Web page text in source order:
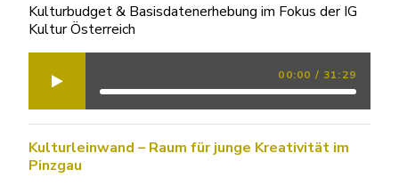
Kulturbudget & Basisdatenerhebung im Fokus der IG
Kultur Österreich
00:00 / 31:29
Kulturleinwand – Raum für junge Kreativität im
Pinzgau